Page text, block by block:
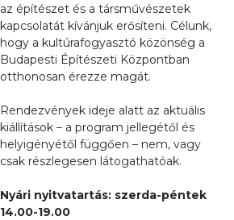
az építészet és a társművészetek
kapcsolatát kívánjuk erősíteni. Célunk,
hogy a kultúrafogyasztó közönség a
Budapesti Építészeti Központban
otthonosan érezze magát.
Rendezvények ideje alatt az aktuális
kiállítások – a program jellegétől és
helyigényétől függően – nem, vagy
csak részlegesen látogathatóak.
Nyári nyitvatartás: szerda-péntek
14.00-19.00